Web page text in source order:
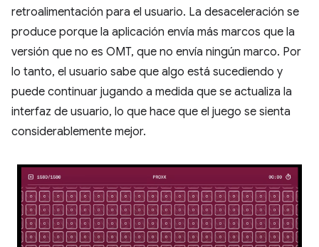
retroalimentación para el usuario. La desaceleración se
produce porque la aplicación envía más marcos que la
versión que no es OMT, que no envía ningún marco. Por
lo tanto, el usuario sabe que algo está sucediendo y
puede continuar jugando a medida que se actualiza la
interfaz de usuario, lo que hace que el juego se sienta
considerablemente mejor.